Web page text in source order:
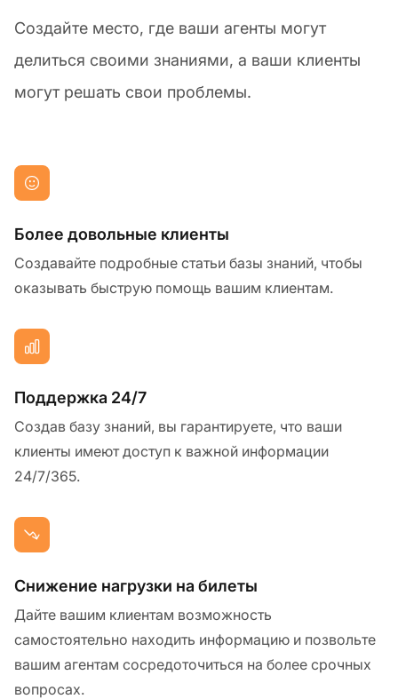
Создайте место, где ваши агенты могут
делиться своими знаниями, а ваши клиенты
могут решать свои проблемы.
Более довольные клиенты
Создавайте подробные статьи базы знаний, чтобы
оказывать быструю помощь вашим клиентам.
Поддержка 24/7
Создав базу знаний, вы гарантируете, что ваши
клиенты имеют доступ к важной информации
24/7/365.
Снижение нагрузки на билеты
Дайте вашим клиентам возможность
самостоятельно находить информацию и позвольте
вашим агентам сосредоточиться на более срочных
вопросах.